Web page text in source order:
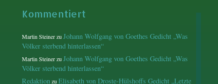
Kommentiert
Martin SteinerzuJohann Wolfgang von Goethes Gedicht „Was
Völker sterbend hinterlassen“
Martin SteinerzuJohann Wolfgang von Goethes Gedicht „Was
Völker sterbend hinterlassen“
RedaktionzuElisabeth von Droste-Hülshoffs Gedicht „Letzte